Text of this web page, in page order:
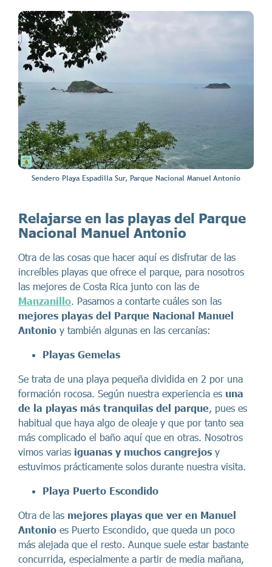
Sendero Playa Espadilla Sur, Parque Nacional Manuel Antonio
Relajarse en las playas del Parque
Nacional Manuel Antonio
Otra de las cosas que hacer aquí es disfrutar de las
increíbles playas que ofrece el parque, para nosotros
las mejores de Costa Rica junto con las de
Manzanillo. Pasamos a contarte cuáles son las
mejores playas del Parque Nacional Manuel
Antonio y también algunas en las cercanías:
Playas Gemelas
Se trata de una playa pequeña dividida en 2 por una
formación rocosa. Según nuestra experiencia es una
de la playas más tranquilas del parque, pues es
habitual que haya algo de oleaje y que por tanto sea
más complicado el baño aquí que en otras. Nosotros
vimos varias iguanas y muchos cangrejos y
estuvimos prácticamente solos durante nuestra visita.
Playa Puerto Escondido
Otra de las mejores playas que ver en Manuel
Antonio es Puerto Escondido, que queda un poco
más alejada que el resto. Aunque suele estar bastante
concurrida, especialmente a partir de media mañana,